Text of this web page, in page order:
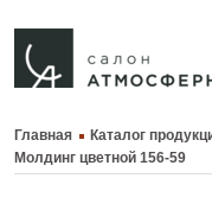
Главная Каталог
Молдинг цветной 156-59